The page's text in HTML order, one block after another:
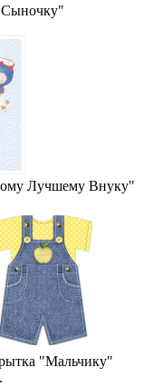
Лучшему Внуку"
"Мальчику"